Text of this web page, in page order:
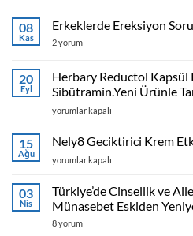
fiyatları
satış
ve
fiyat
alınız..
için
08
Kas
Erkeklerde Ereksiyon
Erkeklerde
ve
Tedavisi
için
2 yorum
20
Eyl
Herbary Reductol Kapsül
Sibütramin.Yeni Ürünle
Herbary
Kapsül
Reductil
Bitkisel
Ürünle
Tanışmaya
için
yorumlar kapalı
15
Ağu
Nely8 Geciktirici Krem
Nely8
Krem
Etkileri
ve
nasıl
yorumlar kapalı
03
Nis
Türkiye’de Cinsellik ve
Münasebet Eskiden
Türkiye’de
8 yorum